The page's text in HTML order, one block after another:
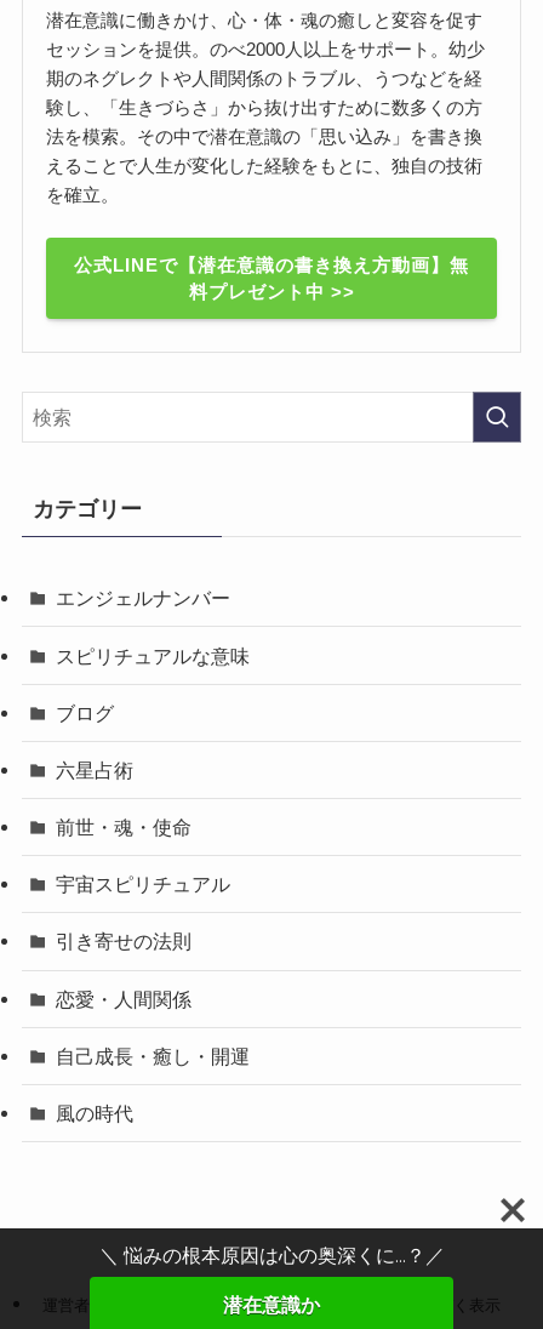
潜在意識に働きかけ、心・体・魂の癒しと変容を促す
セッションを提供。のべ2000人以上をサポート。幼少
期のネグレクトや人間関係のトラブル、うつなどを経
験し、「生きづらさ」から抜け出すために数多くの方
法を模索。その中で潜在意識の「思い込み」を書き換
えることで人生が変化した経験をもとに、独自の技術
を確立。
公式LINEで【潜在意識の書き換え方動画】無
料プレゼント中 >>
カテゴリー
エンジェルナンバー
スピリチュアルな意味
ブログ
六星占術
前世・魂・使命
宇宙スピリチュアル
引き寄せの法則
恋愛・人間関係
自己成長・癒し・開運
風の時代
運営者情報 プライバシーポリシー 特定商取引法に基づく表示
＼ 悩みの根本原因は心の奥深くに...？／
潜在意識か